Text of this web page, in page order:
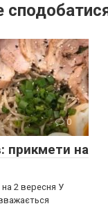
0
прикмети на
2 вересня У